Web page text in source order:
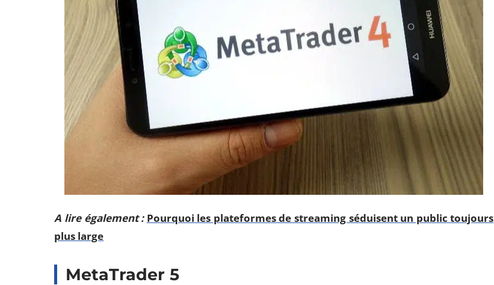
A lire également : Pourquoi les plateformes de streaming séduisent un public toujours
plus large
MetaTrader 5